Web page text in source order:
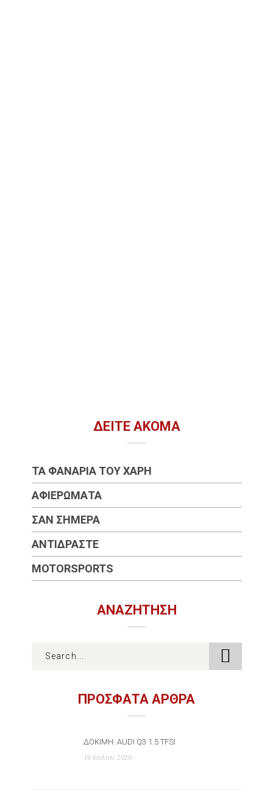
ΔΕΊΤΕ ΑΚΌΜΑ
ΤΑ ΦΑΝΆΡΙΑ ΤΟΥ ΧΆΡΗ
ΑΦΙΕΡΏΜΑΤΑ
ΣΑΝ ΣΉΜΕΡΑ
ΑΝΤΙΔΡΆΣΤΕ
MOTORSPORTS
ΑΝΑΖΉΤΗΣΗ
ΠΡΟΣΦΑΤΑ ΑΡΘΡΑ
ΔΟΚΙΜΉ: AUDI Q3 1.5 TFSI
19 Ιουλίου 2026